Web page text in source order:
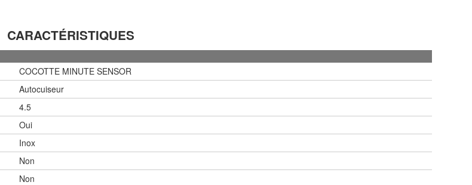
CARACTÉRISTIQUES
COCOTTE MINUTE SENSOR
Autocuiseur
4.5
Oui
Inox
Non
Non